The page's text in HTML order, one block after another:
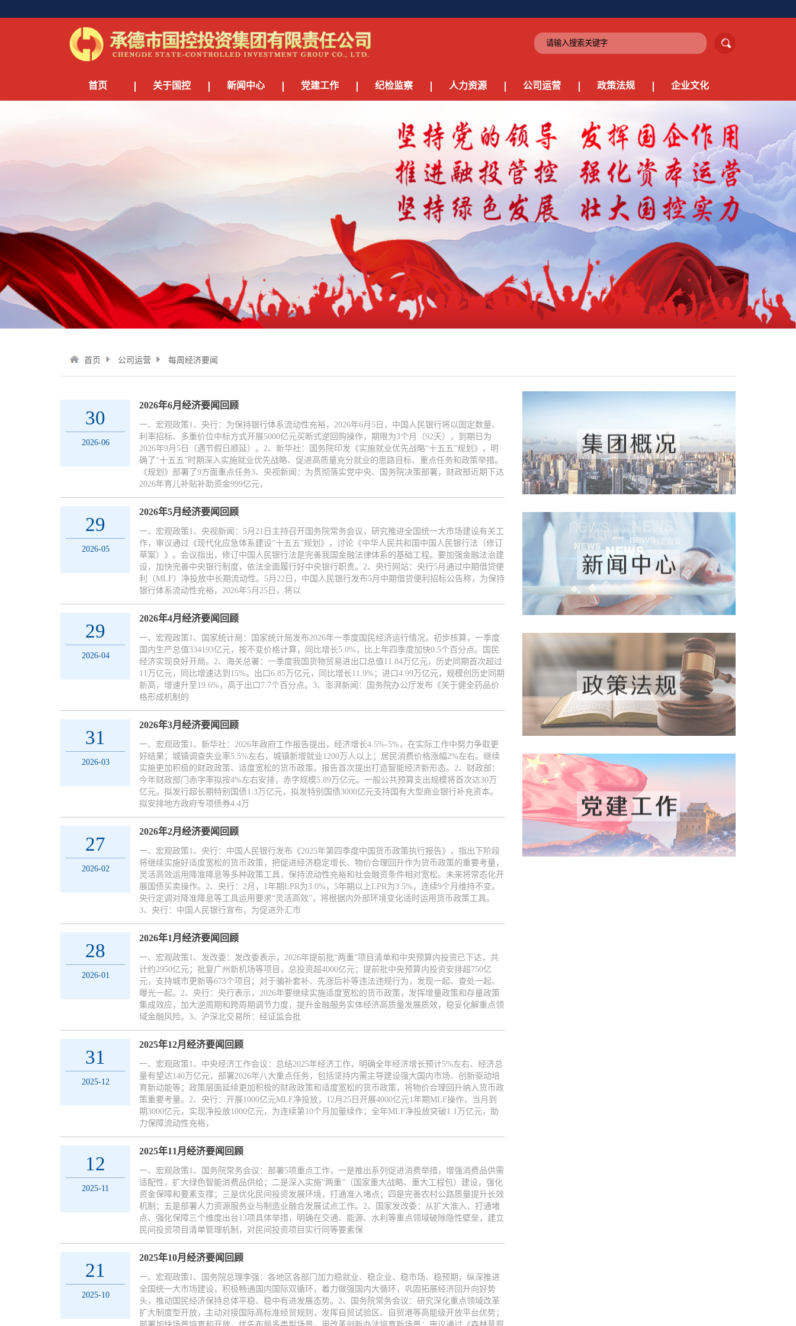
首页 关于国控 新闻中心 党建工作 纪检监察 人力资源 公司运营 政策法规 企业文化
首页 公司运营 每周经济要闻
30
2026-06
2026年6月经济要闻回顾
一、宏观政策1、央行：为保持银行体系流动性充裕，2026年6月5日，中国人民银行将以固定数量、
利率招标、多重价位中标方式开展5000亿元买断式逆回购操作，期限为3个月（92天），到期日为
2026年9月5日（遇节假日顺延）。2、新华社：国务院印发《实施就业优先战略“十五五”规划》，明
确了“十五五”时期深入实施就业优先战略、促进高质量充分就业的思路目标、重点任务和政策举措。
《规划》部署了9方面重点任务3、央视新闻：为贯彻落实党中央、国务院决策部署，财政部近期下达
2026年育儿补贴补助资金999亿元，
29
2026-05
2026年5月经济要闻回顾
一、宏观政策1、央视新闻：5月21日主持召开国务院常务会议，研究推进全国统一大市场建设有关工
作，审议通过《现代化应急体系建设“十五五”规划》，讨论《中华人民共和国中国人民银行法（修订
草案）》。会议指出，修订中国人民银行法是完善我国金融法律体系的基础工程。要加强金融法治建
设，加快完善中央银行制度，依法全面履行好中央银行职责。2、央行网站：央行5月通过中期借贷便
利（MLF）净投放中长期流动性。5月22日，中国人民银行发布5月中期借贷便利招标公告称，为保持
银行体系流动性充裕，2026年5月25日，将以
29
2026-04
2026年4月经济要闻回顾
一、宏观政策1、国家统计局：国家统计局发布2026年一季度国民经济运行情况。初步核算，一季度
国内生产总值334193亿元，按不变价格计算，同比增长5.0%，比上年四季度加快0.5个百分点。国民
经济实现良好开局。2、海关总署：一季度我国货物贸易进出口总值11.84万亿元，历史同期首次超过
11万亿元，同比增速达到15%。出口6.85万亿元，同比增长11.9%；进口4.99万亿元，规模创历史同期
新高，增速升至19.6%，高于出口7.7个百分点。3、澎湃新闻：国务院办公厅发布《关于健全药品价
格形成机制的
31
2026-03
2026年3月经济要闻回顾
一、宏观政策1、新华社：2026年政府工作报告提出，经济增长4.5%-5%，在实际工作中努力争取更
好结果；城镇调查失业率5.5%左右，城镇新增就业1200万人以上；居民消费价格涨幅2%左右。继续
实施更加积极的财政政策、适度宽松的货币政策。报告首次提出打造智能经济新形态。2、财政部：
今年财政部门赤字率拟按4%左右安排，赤字规模5.89万亿元。一般公共预算支出规模将首次达30万
亿元。拟发行超长期特别国债1.3万亿元，拟发特别国债3000亿元支持国有大型商业银行补充资本。
拟安排地方政府专项债券4.4万
27
2026-02
2026年2月经济要闻回顾
一、宏观政策1、央行：中国人民银行发布《2025年第四季度中国货币政策执行报告》，指出下阶段
将继续实施好适度宽松的货币政策，把促进经济稳定增长、物价合理回升作为货币政策的重要考量，
灵活高效运用降准降息等多种政策工具，保持流动性充裕和社会融资条件相对宽松。未来将常态化开
展国债买卖操作。2、央行：2月，1年期LPR为3.0%，5年期以上LPR为3.5%，连续9个月维持不变。
央行定调对降准降息等工具运用要求“灵活高效”，将根据内外部环境变化适时运用货币政策工具。
3、央行：中国人民银行宣布，为促进外汇市
28
2026-01
2026年1月经济要闻回顾
一、宏观政策1、发改委：发改委表示，2026年提前批“两重”项目清单和中央预算内投资已下达，共
计约2950亿元；批复广州新机场等项目，总投资超4000亿元；提前批中央预算内投资安排超750亿
元，支持城市更新等673个项目；对于骗补套补、先涨后补等违法违规行为，发现一起、查处一起、
曝光一起。2、央行：央行表示，2026年要继续实施适度宽松的货币政策，发挥增量政策和存量政策
集成效应，加大逆周期和跨周期调节力度，提升金融服务实体经济高质量发展质效，稳妥化解重点领
域金融风险。3、沪深北交易所：经证监会批
31
2025-12
2025年12月经济要闻回顾
一、宏观政策1、中央经济工作会议：总结2025年经济工作，明确全年经济增长预计5%左右、经济总
量有望达140万亿元，部署2026年八大重点任务，包括坚持内需主导建设强大国内市场、创新驱动培
育新动能等；政策层面延续更加积极的财政政策和适度宽松的货币政策，将物价合理回升纳入货币政
策重要考量。2、央行：开展1000亿元MLF净投放，12月25日开展4000亿元1年期MLF操作，当月到
期3000亿元，实现净投放1000亿元，为连续第10个月加量续作；全年MLF净投放突破1.1万亿元，助
力保障流动性充裕，
12
2025-11
2025年11月经济要闻回顾
一、宏观政策1、国务院常务会议：部署5项重点工作，一是推出系列促进消费举措，增强消费品供需
适配性，扩大绿色智能消费品供给；二是深入实施“两重”（国家重大战略、重大工程包）建设，强化
资金保障和要素支撑；三是优化民间投资发展环境，打通准入堵点；四是完善农村公路质量提升长效
机制；五是部署人力资源服务业与制造业融合发展试点工作。2、国家发改委：从扩大准入、打通堵
点、强化保障三个维度出台13项具体举措，明确在交通、能源、水利等重点领域破除隐性壁垒，建立
民间投资项目清单管理机制，对民间投资项目实行同等要素保
21
2025-10
2025年10月经济要闻回顾
一、宏观政策1、国务院总理李强：各地区各部门加力稳就业、稳企业、稳市场、稳预期，纵深推进
全国统一大市场建设，积极畅通国内国际双循环，着力做强国内大循环，巩固拓展经济回升向好势
头，推动国民经济保持总体平稳、稳中有进发展态势。2、国务院常务会议：研究深化重点领域改革
扩大制度型开放，主动对接国际高标准经贸规则，发挥自贸试验区、自贸港等高能级开放平台优势；